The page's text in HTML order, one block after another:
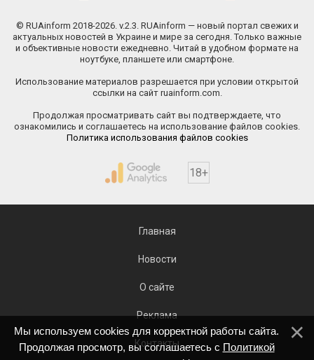
© RUAinform 2018-2026. v.2.3. RUAinform — новый портал свежих и
актуальных новостей в Украине и мире за сегодня. Только важные
и объективные новости ежедневно. Читай в удобном формате на
ноутбуке, планшете или смартфоне.
Использование материалов разрешается при условии открытой
ссылки на сайт ruainform.com.
Продолжая просматривать сайт вы подтверждаете, что
ознакомились и соглашаетесь на использование файлов cookies.
Политика использования файлов cookies
18+
Главная
Новости
О сайте
Реклама
Контакты
Мы используем cookies для корректной работы сайта.
Продолжая просмотр, вы соглашаетесь с Политикой